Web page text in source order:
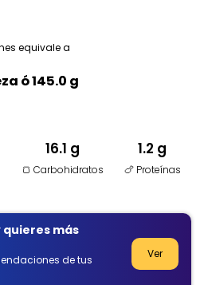
equivale a
ó 145.0 g
16.1 g
🍞 Carbohidratos
1.2 g
🍗 Proteínas
quieres más
de tus
Ver